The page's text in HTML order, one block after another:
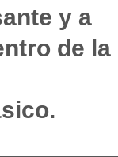
y a
de la